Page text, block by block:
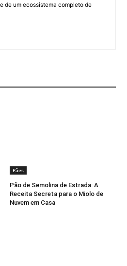
de um ecossistema completo de
Pães
Pão de Semolina de Estrada: A
Receita Secreta para o Miolo de
Nuvem em Casa